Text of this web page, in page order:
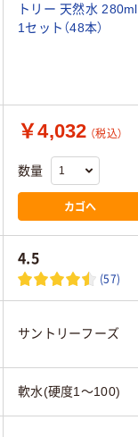
トリー 天然水 280ml
1セット（48本）
￥4,032 （税込）
数量
カゴへ
4.5
(57)
サントリーフーズ
軟水(硬度1～100)